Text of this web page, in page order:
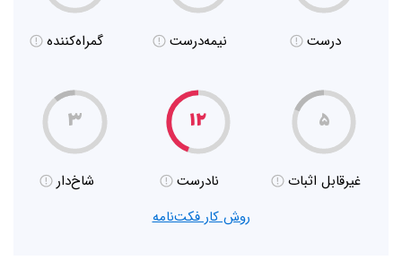
درست نیمه‌درست گمراه‌کننده
۵
غیر‌قابل اثبات
۱۲
نادرست
۳
شاخ‌دار
روش کار فکت‌نامه